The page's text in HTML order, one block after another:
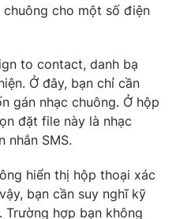
nếu không có sự chấp
cho một số điện
to contact, danh bạ
Ở đây, bạn chỉ cần
gán nhạc chuông. Ở hộp
đặt file này là nhạc
nhắn SMS.
hiển thị hộp thoại xác
bạn cần suy nghĩ kỹ
hợp bạn không